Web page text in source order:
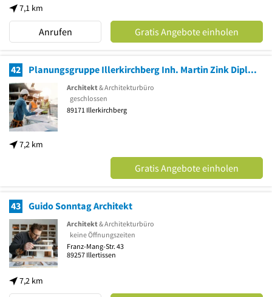
7,1 km
Anrufen Gratis Angebote einholen
42 Planungsgruppe Illerkirchberg Inh. Martin Zink Dipl.-Ing. FH
7,2 km
Architekt& Architekturbüro
geschlossen
89171 Illerkirchberg
Gratis Angebote einholen
43 Guido Sonntag Architekt
7,2 km
Architekt& Architekturbüro
keine Öffnungszeiten
Franz-Mang-Str. 43
89257 Illertissen